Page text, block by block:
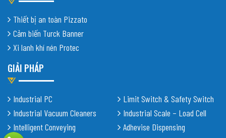
Thiết bị an toàn Pizzato
Cảm biến Turck Banner
Xi lanh khí nén Protec
GIẢI PHÁP
Industrial PC
Industrial Vacuum Cleaners
Intelligent Conveying
Limit Switch & Safety Switch
Industrial Scale – Load Cell
Adhevise Dispensing